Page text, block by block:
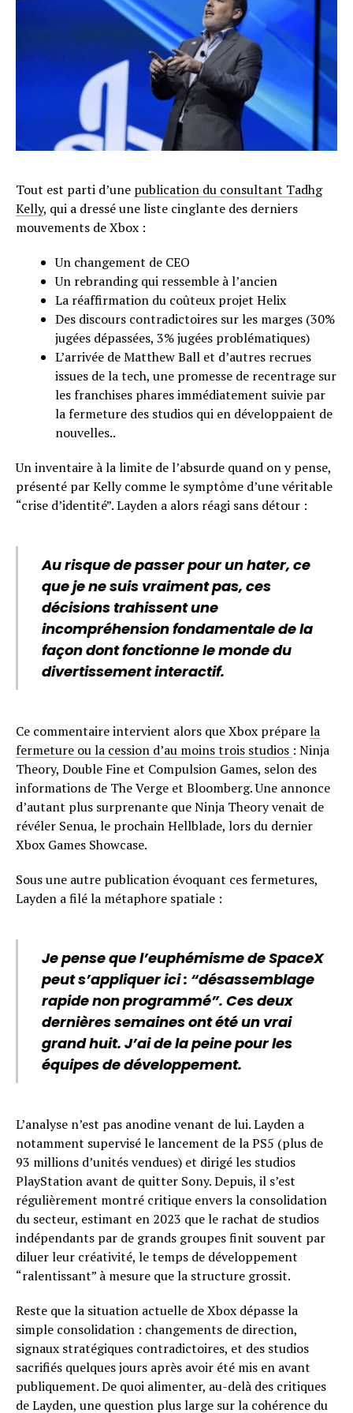
Tout est parti d’une publication du consultant Tadhg
Kelly, qui a dressé une liste cinglante des derniers
mouvements de Xbox :
Un changement de CEO
Un rebranding qui ressemble à l’ancien
La réaffirmation du coûteux projet Helix
Des discours contradictoires sur les marges (30%
jugées dépassées, 3% jugées problématiques)
L’arrivée de Matthew Ball et d’autres recrues
issues de la tech, une promesse de recentrage sur
les franchises phares immédiatement suivie par
la fermeture des studios qui en développaient de
nouvelles..
Un inventaire à la limite de l’absurde quand on y pense,
présenté par Kelly comme le symptôme d’une véritable
“crise d’identité”. Layden a alors réagi sans détour :
Au risque de passer pour un hater, ce
que je ne suis vraiment pas, ces
décisions trahissent une
incompréhension fondamentale de la
façon dont fonctionne le monde du
divertissement interactif.
Ce commentaire intervient alors que Xbox préparela
fermeture ou la cession d’au moins trois studios : Ninja
Theory, Double Fine et Compulsion Games, selon des
informations de The Verge et Bloomberg. Une annonce
d’autant plus surprenante que Ninja Theory venait de
révéler Senua, le prochain Hellblade, lors du dernier
Xbox Games Showcase.
Sous une autre publication évoquant ces fermetures,
Layden a filé la métaphore spatiale :
Je pense que l’euphémisme de SpaceX
peut s’appliquer ici : “désassemblage
rapide non programmé”. Ces deux
dernières semaines ont été un vrai
grand huit. J’ai de la peine pour les
équipes de développement.
L’analyse n’est pas anodine venant de lui. Layden a
notamment supervisé le lancement de la PS5 (plus de
93 millions d’unités vendues) et dirigé les studios
PlayStation avant de quitter Sony. Depuis, il s’est
régulièrement montré critique envers la consolidation
du secteur, estimant en 2023 que le rachat de studios
indépendants par de grands groupes finit souvent par
diluer leur créativité, le temps de développement
“ralentissant” à mesure que la structure grossit.
Reste que la situation actuelle de Xbox dépasse la
simple consolidation : changements de direction,
signaux stratégiques contradictoires, et des studios
sacrifiés quelques jours après avoir été mis en avant
publiquement. De quoi alimenter, au-delà des critiques
de Layden, une question plus large sur la cohérence du